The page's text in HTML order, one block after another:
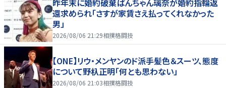
還求められ「さすが家賃さえ払ってくれなかった
男」
2026/08/06 21:29相撲格闘技
【ONE】リウ・メンヤンのド派手髪色＆スーツ、態度
について野杁正明「何とも思わない」
2026/08/06 21:03相撲格闘技